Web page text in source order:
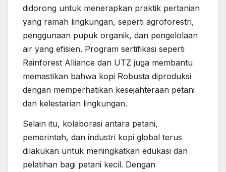
didorong untuk menerapkan praktik pertanian
yang ramah lingkungan, seperti agroforestri,
penggunaan pupuk organik, dan pengelolaan
air yang efisien. Program sertifikasi seperti
Rainforest Alliance dan UTZ juga membantu
memastikan bahwa kopi Robusta diproduksi
dengan memperhatikan kesejahteraan petani
dan kelestarian lingkungan.
Selain itu, kolaborasi antara petani,
pemerintah, dan industri kopi global terus
dilakukan untuk meningkatkan edukasi dan
pelatihan bagi petani kecil. Dengan